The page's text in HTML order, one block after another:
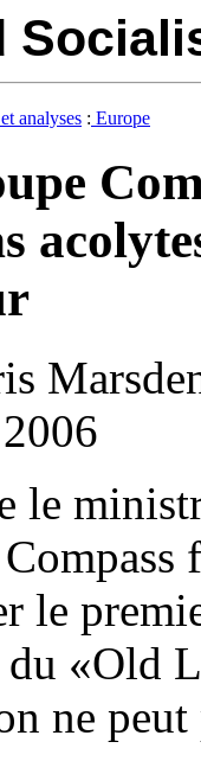
analyses : Europe
le
le
du «Old
ne